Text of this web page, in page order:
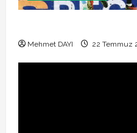
Mehmet DAYI 22 Temmuz